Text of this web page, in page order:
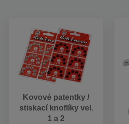
Kovové patentky /
stiskací knoflíky vel.
1 a 2